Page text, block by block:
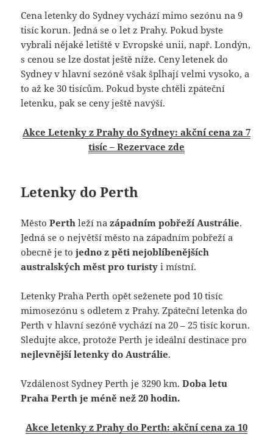
Cena letenky do Sydney vychází mimo sezónu na 9
tisíc korun. Jedná se o let z Prahy. Pokud byste
vybrali nějaké letiště v Evropské unii, např. Londýn,
s cenou se lze dostat ještě níže. Ceny letenek do
Sydney v hlavní sezóně však šplhají velmi vysoko, a
to až ke 30 tisícům. Pokud byste chtěli zpáteční
letenku, pak se ceny ještě navýší.
Akce Letenky z Prahy do Sydney: akční cena za 7
tisíc – Rezervace zde
Letenky do Perth
MěstoPerth leží nazápadním pobřeží Austrálie.
Jedná se o největší město na západním pobřeží a
obecně je tojedno z pěti nejoblíbenějších
australských měst pro turisty i místní.
Letenky Praha Perth opět seženete pod 10 tisíc
mimosezónu s odletem z Prahy. Zpáteční letenka do
Perth v hlavní sezóně vychází na 20 – 25 tisíc korun.
Sledujte akce, protože Perth je ideální destinace pro
nejlevnější letenky do Austrálie.
Vzdálenost Sydney Perth je 3290 km.Doba letu
Praha Perth je méně než 20 hodin.
Akce letenky z Prahy do Perth: akční cena za 10